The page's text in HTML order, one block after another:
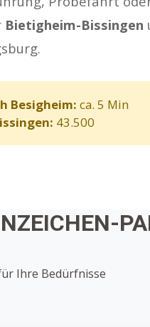
Bietigheim-Bissingen
Besigheim: ca. 5 Min
43.500
Ihre Bedürfnisse